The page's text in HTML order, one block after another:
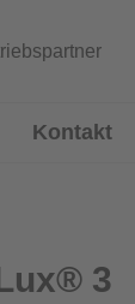
Kontakt
3